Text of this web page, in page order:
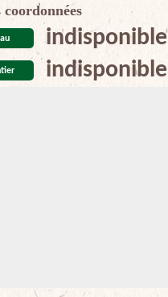
coordonnées
indisponible
indisponible